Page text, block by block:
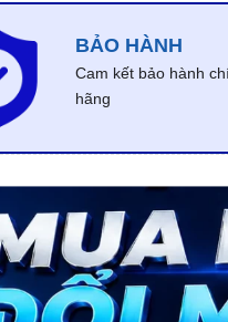
BẢO HÀNH
Cam kết bảo hành
hãng